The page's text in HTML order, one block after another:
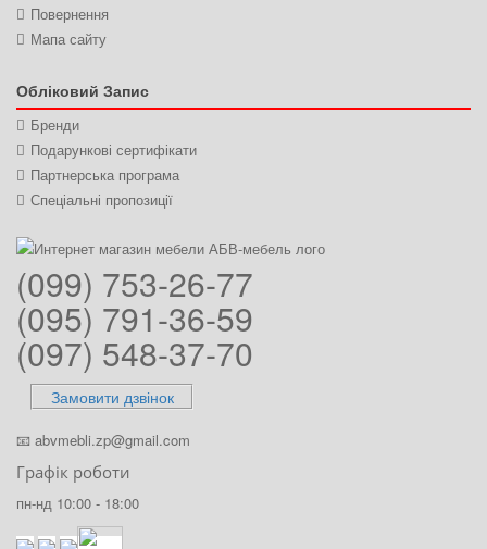
Повернення
Мапа сайту
Обліковий Запис
Бренди
Подарункові сертифікати
Партнерська програма
Спеціальні пропозиції
(099) 753-26-77
(095) 791-36-59
(097) 548-37-70
Замовити дзвінок
📧 abvmebli.zp@gmail.com
Графік роботи
пн-нд 10:00 - 18:00